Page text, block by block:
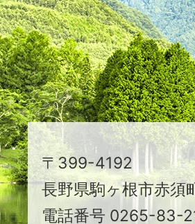
え
る
ま
ち
駒
ヶ
根
〒399-4192
長野県駒ヶ根市赤須
電話番号 0265-83-